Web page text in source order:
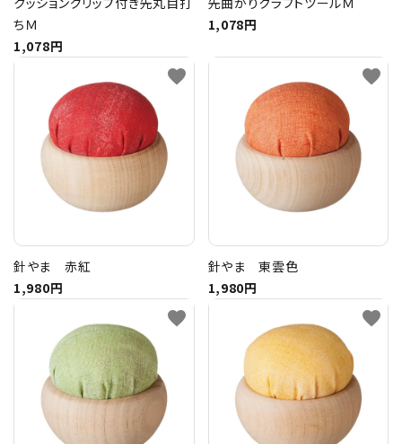
ちＭ
1,078円
1,078円
針やま 赤紅
1,980円
favorite
針やま 東雲色
1,980円
favorite
favorite favorite